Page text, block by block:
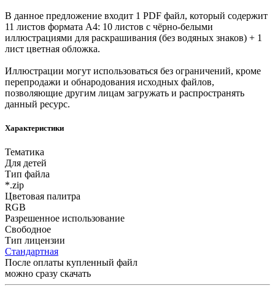
В данное предложение входит 1 PDF файл, который содержит
11 листов формата А4: 10 листов с чёрно-белыми
иллюстрациями для раскрашивания (без водяных знаков) + 1
лист цветная обложка.
Иллюстрации могут использоваться без ограничений, кроме
перепродажи и обнародования исходных файлов,
позволяющие другим лицам загружать и распространять
данный ресурс.
Характеристики
Тематика
Для детей
Тип файла
*.zip
Цветовая палитра
RGB
Разрешенное использование
Свободное
Тип лицензии
Стандартная
После оплаты купленный файл
можно сразу скачать